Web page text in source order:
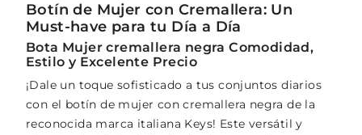
Botín de Mujer con Cremallera: Un
Must-have para tu Día a Día
Bota Mujer cremallera negra Comodidad,
Estilo y Excelente Precio
¡Dale un toque sofisticado a tus conjuntos diarios
con el botín de mujer con cremallera negra de la
reconocida marca italiana Keys! Este versátil y